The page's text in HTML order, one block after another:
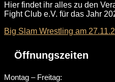
Hier findet ihr alles zu den
Fight Club e.V. für das Jahr
Big Slam Wrestling am
Öffnungszeiten
Montag – Freitag: